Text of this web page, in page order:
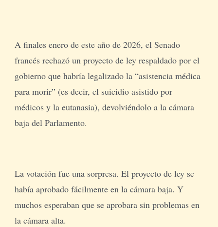
A finales enero de este año de 2026, el Senado
francés rechazó un proyecto de ley respaldado por el
gobierno que habría legalizado la “asistencia médica
para morir” (es decir, el suicidio asistido por
médicos y la eutanasia), devolviéndolo a la cámara
baja del Parlamento.
La votación fue una sorpresa. El proyecto de ley se
había aprobado fácilmente en la cámara baja. Y
muchos esperaban que se aprobara sin problemas en
la cámara alta.